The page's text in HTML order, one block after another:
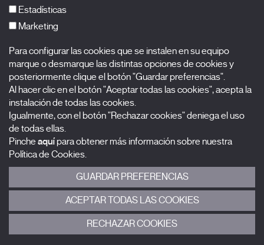
Nombre
Apellidos
Correo electrónico
Selecciona una categoría
0 listas seleccionadas
Acepto términos, condiciones ypolítica de privacidad
Estadísticas
Marketing
Para configurar las cookies que se instalen en su equipo
marque o desmarque las distintas opciones de cookies y
posteriormente clique el botón "Guardar preferencias".
Al hacer clic en el botón "Aceptar todas las cookies", acepta la
instalación de todas las cookies.
Igualmente, con el botón "Rechazar cookies" deniega el uso
de todas ellas.
Pinche aquí para obtener más información sobre nuestra
Política de Cookies.
GUARDAR PREFERENCIAS
ACEPTAR TODAS LAS COOKIES
RECHAZAR COOKIES